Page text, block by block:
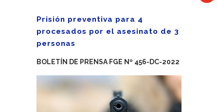
Prisión preventiva para 4
procesados por el asesinato de 3
personas
BOLETÍN DE PRENSA FGE Nº 456-DC-2022